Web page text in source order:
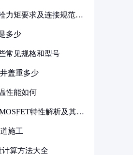
力矩要求及连接规范详
多少
常见规格和型号
盖重多少
性能如何
特性解析及其在
施工
计算方法大全